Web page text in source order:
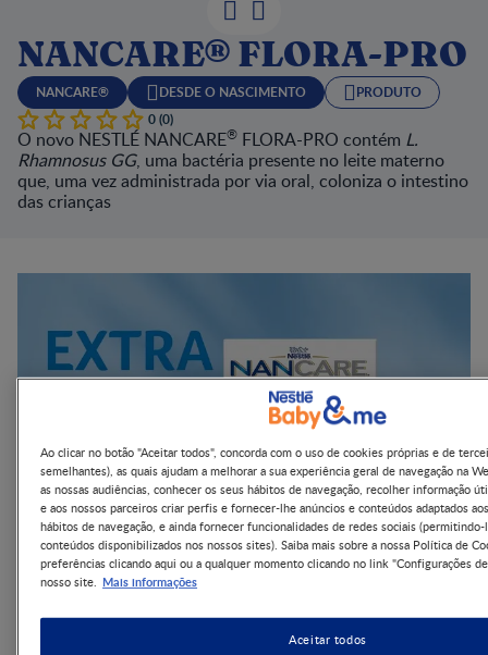
NANCARE® FLORA-PRO
NANCARE® DESDE O NASCIMENTO
PRODUTO
0 (0)
O novo NESTLÉ NANCARE® FLORA-PRO contém L.
Rhamnosus GG, uma bactéria presente no leite materno
que, uma vez administrada por via oral, coloniza o intestino
das crianças
Reproduzir agora
Ao clicar no botão "Aceitar todos", concorda com o uso de cookies próprias e de
semelhantes), as quais ajudam a melhorar a sua experiência geral de navegação na
as nossas audiências, conhecer os seus hábitos de navegação, recolher informação
e aos nossos parceiros criar perfis e fornecer-lhe anúncios e conteúdos adaptados
hábitos de navegação, e ainda fornecer funcionalidades de redes sociais
conteúdos disponibilizados nos nossos sites). Saiba mais sobre a nossa Política de
preferências clicando aqui ou a qualquer momento clicando no link "Configurações
nosso site. Mais informações
Aceitar todos